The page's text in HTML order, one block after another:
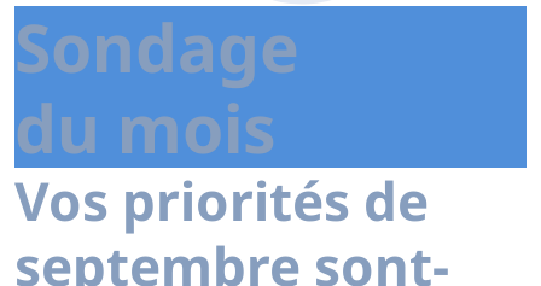
Sondage
du mois
Vos priorités de
septembre sont-